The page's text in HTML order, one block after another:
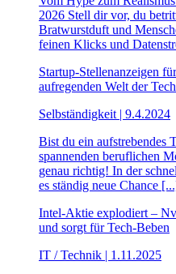
2026 Stell dir vor, du
Bratwurstduft und
feinen Klicks und
Startup-Stellenanzeigen
aufregenden Welt der
Selbständigkeit | 9.4.2024
Bist du ein aufstrebendes
spannenden beruflichen
genau richtig! In der
es ständig neue Chance
Intel-Aktie explodiert –
und sorgt für Tech-Beben
IT / Technik | 1.11.2025